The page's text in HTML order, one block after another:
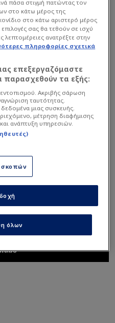
αναμέτρησης απέναντι
ειδική τελετή
τεχνικό επιτελείο
μαζί με τον κόσμο
πάσα στιγμή πατώντας τον
στο κάτω μέρος της
στο κάτω αριστερό μέρος
σας θα τεθούν σε ισχύ
λεπτομέρειες ανατρέξτε στην
πληροφορίες σχετικά
επεξεργαζόμαστε
παρασχεθούν τα εξής:
Ακριβής σάρωση
ταυτότητας.
μιας συσκευής.
μέτρηση διαφήμισης
ανάπτυξη υπηρεσιών.
σκοπών
όλων